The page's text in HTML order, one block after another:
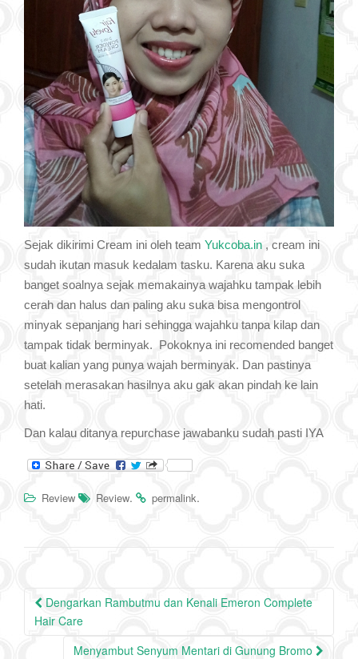
Sejak dikirimi Cream ini oleh team Yukcoba.in , cream ini
sudah ikutan masuk kedalam tasku. Karena aku suka
banget soalnya sejak memakainya wajahku tampak lebih
cerah dan halus dan paling aku suka bisa mengontrol
minyak sepanjang hari sehingga wajahku tanpa kilap dan
tampak tidak berminyak. Pokoknya ini recomended banget
buat kalian yang punya wajah berminyak. Dan pastinya
setelah merasakan hasilnya aku gak akan pindah ke lain
hati.
Dan kalau ditanya repurchase jawabanku sudah pasti IYA
Review Review. permalink.
Post
navigation
Dengarkan Rambutmu dan Kenali Emeron Complete
Hair Care
Menyambut Senyum Mentari di Gunung Bromo